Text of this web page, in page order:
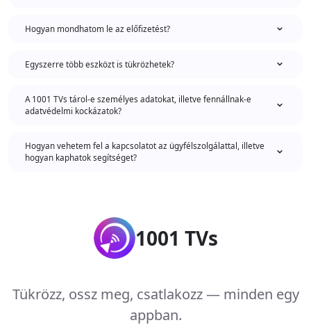
Hogyan mondhatom le az előfizetést?
Egyszerre több eszközt is tükrözhetek?
A 1001 TVs tárol-e személyes adatokat, illetve fennállnak-e
adatvédelmi kockázatok?
Hogyan vehetem fel a kapcsolatot az ügyfélszolgálattal, illetve
hogyan kaphatok segítséget?
1001 TVs
Tükrözz, ossz meg, csatlakozz — minden egy
appban.